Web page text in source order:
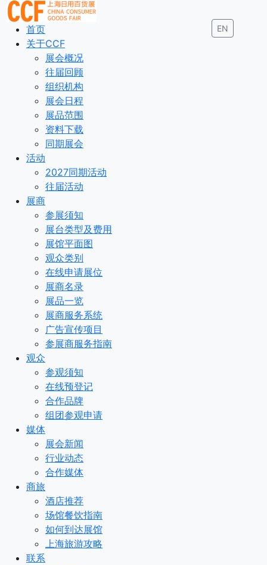
EN
首页
关于CCF
展会概况
往届回顾
组织机构
展会日程
展品范围
资料下载
同期展会
活动
2027同期活动
往届活动
展商
参展须知
展台类型及费用
展馆平面图
观众类别
在线申请展位
展商名录
展品一览
展商服务系统
广告宣传项目
参展商服务指南
观众
参观须知
在线预登记
合作品牌
组团参观申请
媒体
展会新闻
行业动态
合作媒体
商旅
酒店推荐
场馆餐饮指南
如何到达展馆
上海旅游攻略
联系